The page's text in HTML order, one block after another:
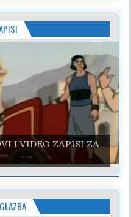
I VIDEO ZAPISI ZA